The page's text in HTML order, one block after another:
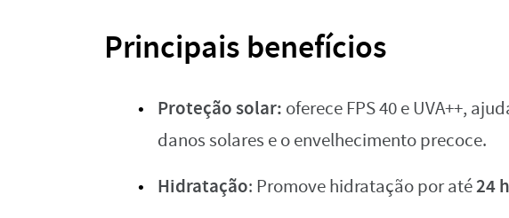
Principais benefícios
Proteção solar: oferece FPS 40 e UVA++,
danos solares e o envelhecimento precoce.
Hidratação: Promove hidratação por até24